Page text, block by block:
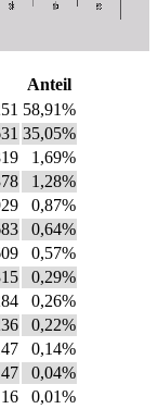
Anteil
58,91%
35,05%
1,69%
1,28%
0,87%
0,64%
0,57%
0,29%
0,26%
0,22%
0,14%
47
0,04%
16
0,01%